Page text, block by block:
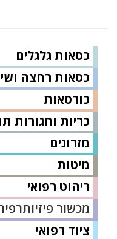
כסאות גלגלים
כסאות רחצה
כורסאות
כריות וחגורות
מזרונים
מיטות
ריהוט רפואי
מכשור
ציוד רפואי